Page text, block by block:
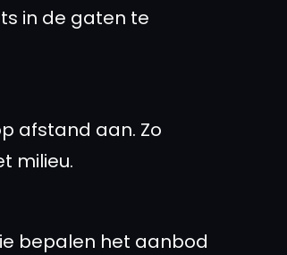
in de gaten te
afstand aan. Zo
milieu.
bepalen het aanbod